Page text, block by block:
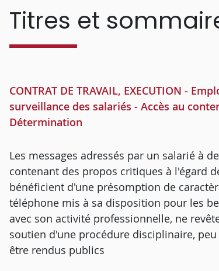
Titres et
CONTRAT DE TRAVAIL, EXECUTION -
surveillance des salariés - Accès au
Détermination
Les messages adressés par un salarié à
contenant des propos critiques à l'égard
bénéficient d'une présomption de
téléphone mis à sa disposition pour les
avec son activité professionnelle, ne
soutien d'une procédure disciplinaire,
être rendus publics